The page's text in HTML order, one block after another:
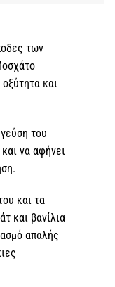
των
και
του
να αφήνει
και τα
και βανίλια
απαλής